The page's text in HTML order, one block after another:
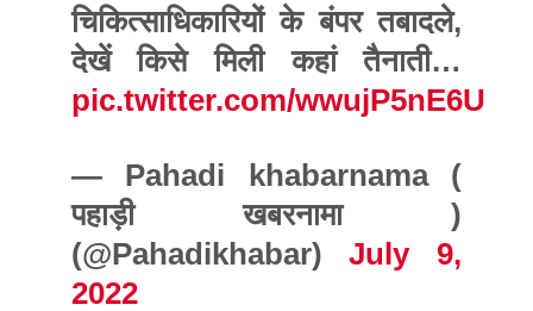
चिकित्साधिकारियों के बंपर तबादले,
देखें किसे मिली कहां तैनाती…
pic.twitter.com/wwujP5nE6U
— Pahadi khabarnama (
पहाड़ी खबरनामा )
(@Pahadikhabar)July 9,
2022